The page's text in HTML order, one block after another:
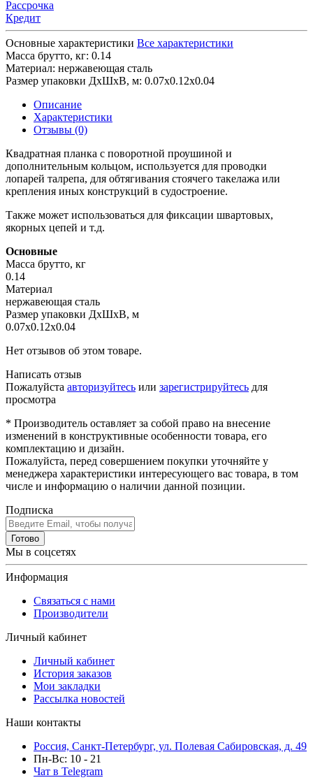
Рассрочка
Кредит
Основные характеристики Все характеристики
Масса брутто, кг: 0.14
Материал: нержавеющая сталь
Размер упаковки ДхШхВ, м: 0.07x0.12x0.04
Описание
Характеристики
Отзывы (0)
Квадратная планка с поворотной проушиной и
дополнительным кольцом, используется для проводки
лопарей талрепа, для обтягивания стоячего такелажа или
крепления иных конструкций в судостроение.
Также может использоваться для фиксации швартовых,
якорных цепей и т.д.
Основные
Масса брутто, кг
0.14
Материал
нержавеющая сталь
Размер упаковки ДхШхВ, м
0.07x0.12x0.04
Нет отзывов об этом товаре.
Написать отзыв
Пожалуйста авторизуйтесь или зарегистрируйтесь для
просмотра
* Производитель оставляет за собой право на внесение
изменений в конструктивные особенности товара, его
комплектацию и дизайн.
Пожалуйста, перед совершением покупки уточняйте у
менеджера характеристики интересующего вас товара, в том
числе и информацию о наличии данной позиции.
Подписка
Готово
Мы в соцсетях
Информация
Связаться с нами
Производители
Личный кабинет
Личный кабинет
История заказов
Мои закладки
Рассылка новостей
Наши контакты
Россия, Санкт-Петербург, ул. Полевая Сабировская, д. 49
Пн-Вс: 10 - 21
Чат в Telegram